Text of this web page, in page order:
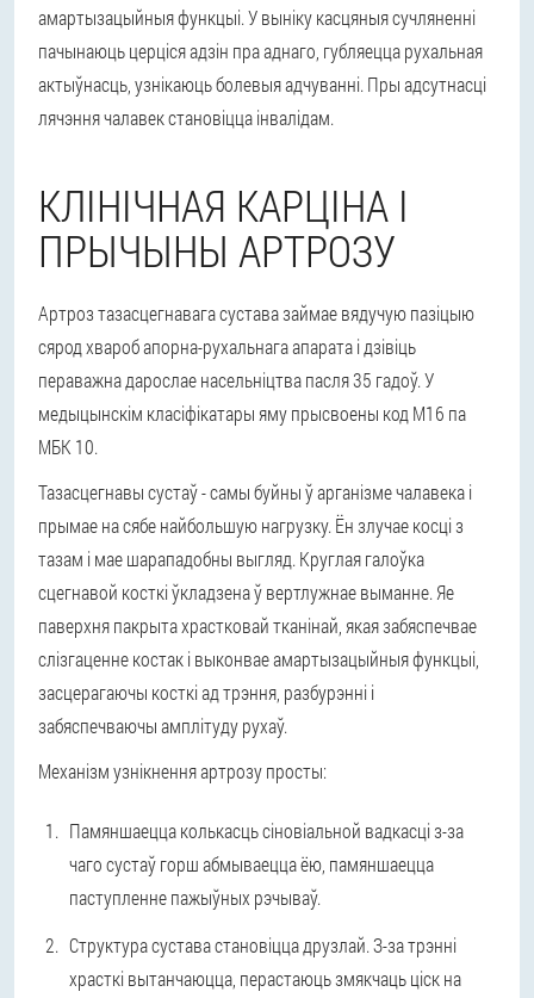
амартызацыйныя функцыі. У выніку касцяныя сучляненні
пачынаюць церціся адзін пра аднаго, губляецца рухальная
актыўнасць, узнікаюць болевыя адчуванні. Пры адсутнасці
лячэння чалавек становіцца інвалідам.
КЛІНІЧНАЯ КАРЦІНА І
ПРЫЧЫНЫ АРТРОЗУ
Артроз тазасцегнавага сустава займае вядучую пазіцыю
сярод хвароб апорна-рухальнага апарата і дзівіць
пераважна дарослае насельніцтва пасля 35 гадоў. У
медыцынскім класіфікатары яму прысвоены код М16 па
МБК 10.
Тазасцегнавы сустаў - самы буйны ў арганізме чалавека і
прымае на сябе найбольшую нагрузку. Ён злучае косці з
тазам і мае шарападобны выгляд. Круглая галоўка
сцегнавой косткі ўкладзена ў вертлужнае выманне. Яе
паверхня пакрыта храстковай тканінай, якая забяспечвае
слізгаценне костак і выконвае амартызацыйныя функцыі,
засцерагаючы косткі ад трэння, разбурэнні і
забяспечваючы амплітуду рухаў.
Механізм узнікнення артрозу просты:
Памяншаецца колькасць сіновіальной вадкасці з-за
чаго сустаў горш абмываецца ёю, памяншаецца
паступленне пажыўных рэчываў.
Структура сустава становіцца друзлай. З-за трэнні
храсткі вытанчаюцца, перастаюць змякчаць ціск на